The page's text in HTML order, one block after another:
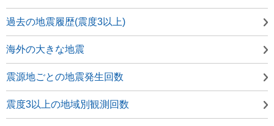
過去の地震履歴(震度3以上)
海外の大きな地震
震源地ごとの地震発生回数
震度3以上の地域別観測回数